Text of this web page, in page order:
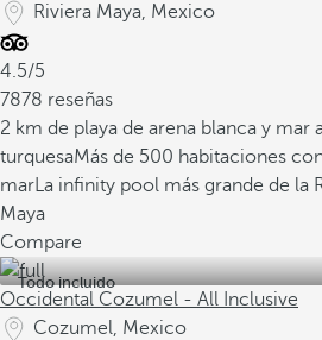
Riviera Maya, Mexico
4.5/5
7878 reseñas
2 km de playa de arena blanca y mar
turquesaMás de 500 habitaciones
marLa infinity pool más grande de la
Maya
Compare
Todo incluido
Occidental Cozumel - All Inclusive
Cozumel, Mexico